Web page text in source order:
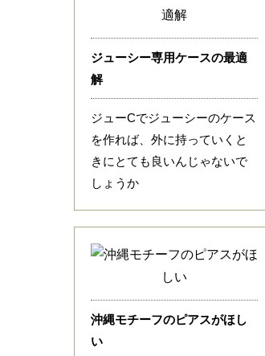
ジューシー専用ケースの最適
解
ジューCでジューシーのケース
を作れば、外に持っていくと
きにとても良いんじゃないで
しょうか
沖縄モチーフのピアスがほし
い